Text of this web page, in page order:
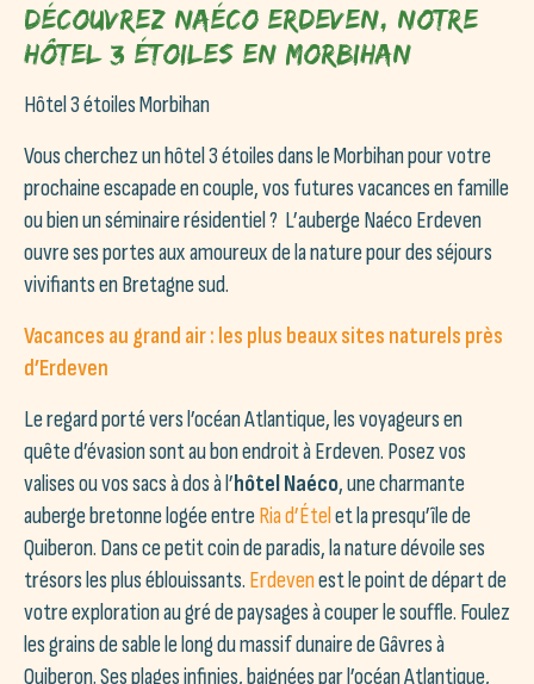
Découvrez Naéco Erdeven, notre
hôtel 3 étoiles en Morbihan
Hôtel 3 étoiles Morbihan
Vous cherchez un hôtel 3 étoiles dans le Morbihan pour votre
prochaine escapade en couple, vos futures vacances en famille
ou bien un séminaire résidentiel ? L’auberge Naéco Erdeven
ouvre ses portes aux amoureux de la nature pour des séjours
vivifiants en Bretagne sud.
Vacances au grand air : les plus beaux sites naturels près
d’Erdeven
Le regard porté vers l’océan Atlantique, les voyageurs en
quête d’évasion sont au bon endroit à Erdeven. Posez vos
valises ou vos sacs à dos à l’hôtel Naéco, une charmante
auberge bretonne logée entreRia d’Ételet la presqu’île de
Quiberon. Dans ce petit coin de paradis, la nature dévoile ses
trésors les plus éblouissants. Erdevenest le point de départ de
votre exploration au gré de paysages à couper le souffle. Foulez
les grains de sable le long du massif dunaire de Gâvres à
Quiberon. Ses plages infinies, baignées par l’océan Atlantique,